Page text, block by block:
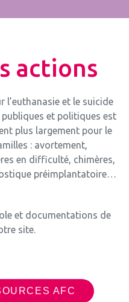
actions
l’euthanasie et le suicide
et politiques est
plus largement pour le
: avortement,
en difficulté, chimères,
préimplantatoire…
et documentations de
site.
AFC